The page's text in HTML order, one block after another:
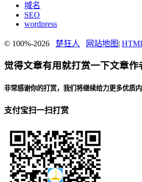
域名
SEO
wordpress
© 100%-2026 楚狂人 网站地图 |
觉得文章有用就打赏一下文章作
非常感谢你的打赏，我们将继续给力更多优质
支付宝扫一扫打赏